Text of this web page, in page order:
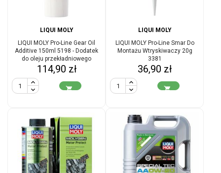
LIQUI MOLY
LIQUI MOLY Pro-Line Gear Oil
Additive 150ml 5198 - Dodatek
do oleju przekładniowego
Cena
114,90 zł

LIQUI MOLY
LIQUI MOLY Pro-Line Smar Do
Montażu Wtryskiwaczy 20g
3381
Cena
36,90 zł
